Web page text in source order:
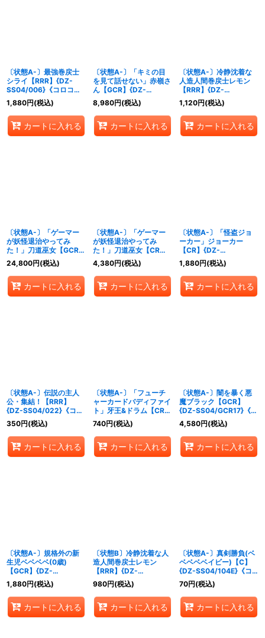
〔状態A-〕最強巻戻士
シライ【RRR】{DZ-
SS04/006}《コロコロ
ダークステイツ》
1,880円(税込)
カートに入れる
〔状態A-〕「キミの目
を見て話せない」赤嶺さ
ん【GCR】{DZ-
SS04/GCR12}《リリカ
ルモナステリオ》
8,980円(税込)
カートに入れる
〔状態A-〕冷静沈着な
人造人間巻戻士レモン
【RRR】{DZ-
SS04/008}《コロコロ
ダークステイツ》
1,120円(税込)
カートに入れる
〔状態A-〕「ゲーマー
が妖怪退治やってみ
た！」刀道巫女【GCR】
{DZ-SS04/GCR08}
《ケテルサンクチュア
リ》
24,800円(税込)
カートに入れる
〔状態A-〕「ゲーマー
が妖怪退治やってみ
た！」刀道巫女【CR】
{DZ-SS04/CR08}《ケ
テルサンクチュアリ》
4,380円(税込)
カートに入れる
〔状態A-〕「怪盗ジョ
ーカー」ジョーカー
【CR】{DZ-
SS04/CR27}《その他》
1,880円(税込)
カートに入れる
〔状態A-〕伝説の主人
公・集結！【RRR】
{DZ-SS04/022}《コロ
コロ》
350円(税込)
カートに入れる
〔状態A-〕「フューチ
ャーカードバディファイ
ト」牙王&ドラム【CR】
{DZ-SS04/CR01}《ド
ラゴンエンパイア》
740円(税込)
カートに入れる
〔状態A-〕闇を暴く悪
魔ブラック【GCR】
{DZ-SS04/GCR17}《コ
ロコロブラントゲート》
4,580円(税込)
カートに入れる
〔状態A-〕規格外の新
生児ベベベベ(0歳)
【GCR】{DZ-
SS04/GCR22}《コロコ
ロストイケイア》
1,880円(税込)
カートに入れる
〔状態B〕冷静沈着な人
造人間巻戻士レモン
【RRR】{DZ-
SS04/008}《コロコロ
ダークステイツ》
980円(税込)
カートに入れる
〔状態A-〕真剣勝負(ベ
ベベベベイビー)【C】
{DZ-SS04/104E}《コ
ロコロ》
70円(税込)
カートに入れる